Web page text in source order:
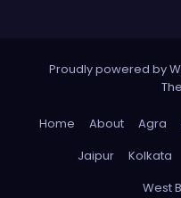
Proudly powered by
Home About Agra
Jaipur
Kolkata
West